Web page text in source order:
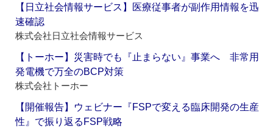
【日立社会情報サービス】医療従事者が副作用情報を迅
速確認
株式会社日立社会情報サービス
【トーホー】災害時でも『止まらない』事業へ 非常用
発電機で万全のBCP対策
株式会社トーホー
【開催報告】ウェビナー『FSPで変える臨床開発の生産
性』で振り返るFSP戦略